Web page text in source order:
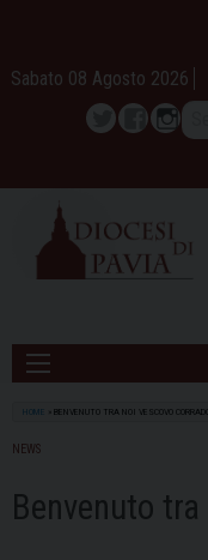
content
Sabato 08 Agosto 2026
TwitterFacebook
HOME BENVENUTO TRA NOI VESCOVO
NEWS
Benvenuto